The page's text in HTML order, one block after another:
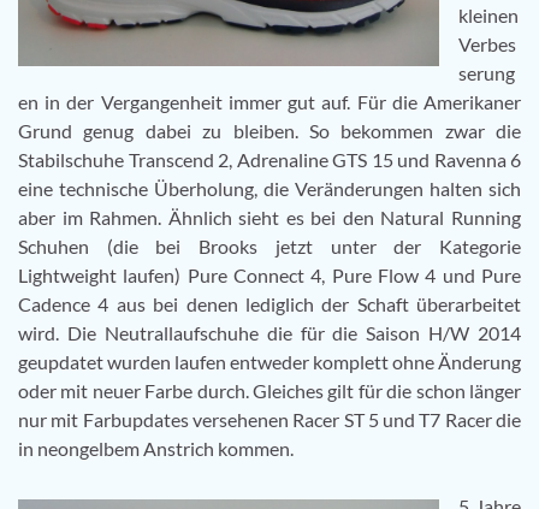
kleinen
Verbes
serung
en in der Vergangenheit immer gut auf. Für die Amerikaner
Grund genug dabei zu bleiben. So bekommen zwar die
Stabilschuhe Transcend 2, Adrenaline GTS 15 und Ravenna 6
eine technische Überholung, die Veränderungen halten sich
aber im Rahmen. Ähnlich sieht es bei den Natural Running
Schuhen (die bei Brooks jetzt unter der Kategorie
Lightweight laufen) Pure Connect 4, Pure Flow 4 und Pure
Cadence 4 aus bei denen lediglich der Schaft überarbeitet
wird. Die Neutrallaufschuhe die für die Saison H/W 2014
geupdatet wurden laufen entweder komplett ohne Änderung
oder mit neuer Farbe durch. Gleiches gilt für die schon länger
nur mit Farbupdates versehenen Racer ST 5 und T7 Racer die
in neongelbem Anstrich kommen.